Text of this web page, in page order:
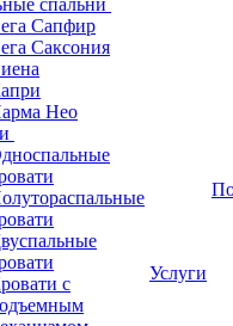
спальни
Сапфир
Саксония
Нео
с
Услуги